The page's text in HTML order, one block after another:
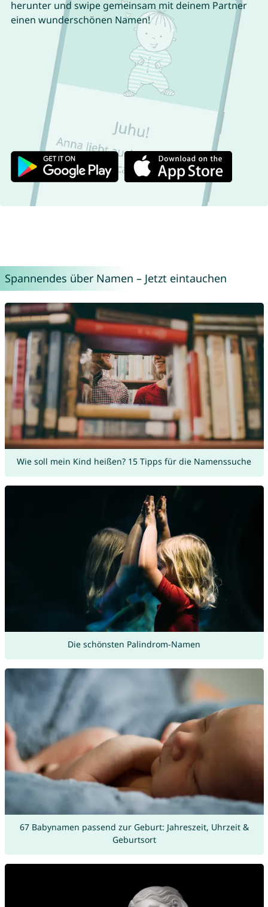
herunter und swipe gemeinsam mit deinem Partner
einen wunderschönen Namen!
Spannendes über Namen – Jetzt eintauchen
Wie soll mein Kind heißen? 15 Tipps für die Namenssuche
Die schönsten Palindrom-Namen
67 Babynamen passend zur Geburt: Jahreszeit, Uhrzeit &
Geburtsort